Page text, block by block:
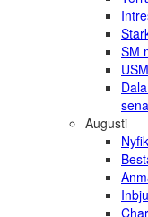
SM
USM
Augusti